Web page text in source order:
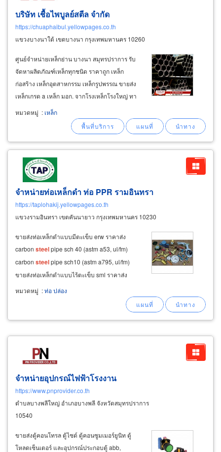
บริษัท เชื้อไพบูลย์สตีล จำกัด
https://chuaphaibul.yellowpages.co.th
แขวงบางนาใต้ เขตบางนา กรุงเทพมหานคร 10260
ศูนย์จำหน่ายเหล็กย่าน บางนา สมุทรปราการ รับ
จัดหาผลิตภัณฑ์เหล็กทุกชนิด ราคาถูก เหล็ก
ก่อสร้าง เหล็กอุตสาหกรรม เหล็กรูปพรรณ ขายส่ง
เหล็กเกรด a เหล็ก มอก. จากโรงเหล็กโรงใหญ่ ทา
ทาสตีล จีเจสตีล สยามยามาโตะ แอลพีเอ็นเพลทมิล
สหวิริยาสตีล ตัวแทนจำหน่ายเหล็ก ศูนย์รวมเหล็ก
คุณภาพ นำเข้าเหล็ก ขายเหล็กทุกชนิด
หมวดหมู่ : เหล็ก
จำหน่ายท่อเหล็กดำ ท่อ PPR รามอินทรา
https://taplohakij.yellowpages.co.th
แขวงรามอินทรา เขตคันนายาว กรุงเทพมหานคร 10230
ขายส่งท่อเหล็กดำแบบมีตะเข็บ erw ราคาส่ง
carbon steelpipe sch 40 (astm a53, ul/fm)
carbon steelpipe sch10 (astm a795, ul/fm)
ขายส่งท่อเหล็กดำแบบไร้ตะเข็บ sml ราคาส่ง
steel
seamless pipe sch 40, sch 80,
astm a-106 ทนแรงดันสูงสำหรับงานที่เน้นด้าน
หมวดหมู่ :ท่อ ปล่อง
จำหน่ายอุปกรณ์ไฟฟ้าโรงงาน
https://www.pnprovider.co.th
ตำบลบางพลีใหญ่ อำเภอบางพลี จังหวัดสมุทรปราการ
10540
ขายส่งตู้คอนโทรล ตู้ไซด์ ตู้คอนซูมเมอร์ยูนิท ตู้
โหลดเซ็นเตอร์ และอุปกรณ์ประกอบตู้ abb,